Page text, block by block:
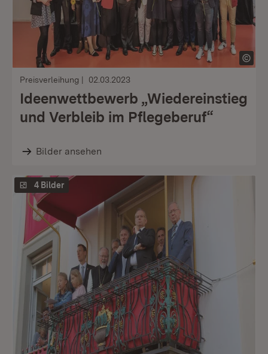
Preisverleihung 02.03.2023
Ideenwettbewerb „Wiedereinstieg
und Verbleib im Pflegeberuf“
Bilder ansehen
4 Bilder